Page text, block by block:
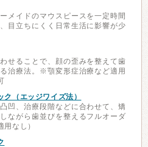
メイドのマウスピースを一定時間
目立ちにくく日常生活に影響が少
せることで、顔の歪みを整えて歯
治療法。※顎変形症治療など適用
（エッジワイズ法）
凹、治療段階などに合わせて、矯
ながら歯並びを整えるフルオーダ
なし）